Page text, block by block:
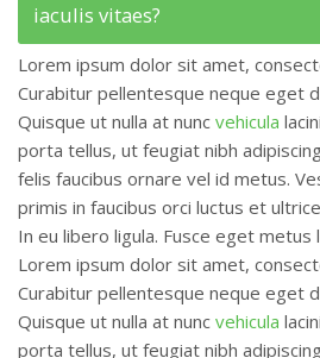
iaculis vitaes?
Lorem ipsum dolor sit amet,
Curabitur pellentesque neque eget
Quisque ut nulla at nunc vehicula
porta tellus, ut feugiat nibh
felis faucibus ornare vel id metus.
primis in faucibus orci luctus et
In eu libero ligula. Fusce eget metus
Lorem ipsum dolor sit amet,
Curabitur pellentesque neque eget
Quisque ut nulla at nunc vehicula
porta tellus, ut feugiat nibh